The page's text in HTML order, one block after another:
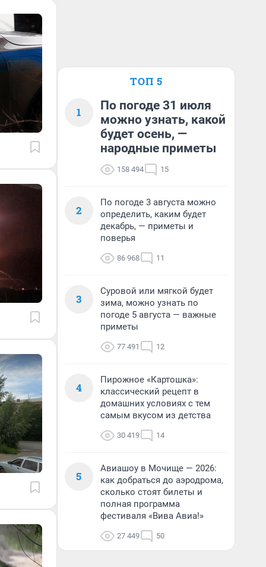
ТОП 5
1
По погоде 31 июля
можно узнать, какой
будет осень, —
народные приметы
158 494 15
2
По погоде 3 августа можно
определить, каким будет
декабрь, — приметы и
поверья
86 968 11
3
Суровой или мягкой будет
зима, можно узнать по
погоде 5 августа — важные
приметы
77 491 12
4
Пирожное «Картошка»:
классический рецепт в
домашних условиях с тем
самым вкусом из детства
30 419 14
5
Авиашоу в Мочище — 2026:
как добраться до аэродрома,
сколько стоят билеты и
полная программа
фестиваля «Вива Авиа!»
27 449 50